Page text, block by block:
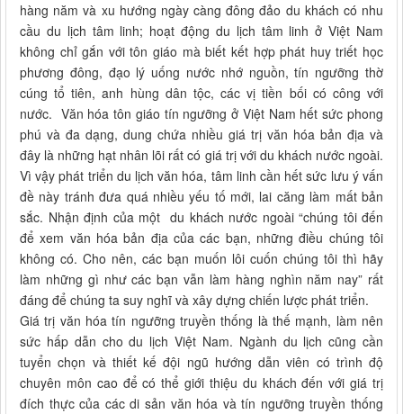
hàng năm và xu hướng ngày càng đông đảo du khách có nhu
cầu du lịch tâm linh; hoạt động du lịch tâm linh ở Việt Nam
không chỉ gắn với tôn giáo mà biết kết hợp phát huy triết học
phương đông, đạo lý uống nước nhớ nguồn, tín ngưỡng thờ
cúng tổ tiên, anh hùng dân tộc, các vị tiền bối có công với
nước. Văn hóa tôn giáo tín ngưỡng ở Việt Nam hết sức phong
phú và đa dạng, dung chứa nhiều giá trị văn hóa bản địa và
đây là những hạt nhân lõi rất có giá trị với du khách nước ngoài.
Vì vậy phát triển du lịch văn hóa, tâm linh cần hết sức lưu ý vấn
đề này tránh đưa quá nhiều yếu tố mới, lai căng làm mất bản
sắc. Nhận định của một du khách nước ngoài “chúng tôi đến
để xem văn hóa bản địa của các bạn, những điều chúng tôi
không có. Cho nên, các bạn muốn lôi cuốn chúng tôi thì hãy
làm những gì như các bạn vẫn làm hàng nghìn năm nay” rất
đáng để chúng ta suy nghĩ và xây dựng chiến lược phát triển.
Giá trị văn hóa tín ngưỡng truyền thống là thế mạnh, làm nên
sức hấp dẫn cho du lịch Việt Nam. Ngành du lịch cũng cần
tuyển chọn và thiết kế đội ngũ hướng dẫn viên có trình độ
chuyên môn cao để có thể giới thiệu du khách đến với giá trị
đích thực của các di sản văn hóa và tín ngưỡng truyền thống